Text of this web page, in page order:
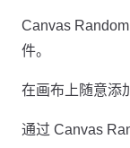
Canvas
件。
在画布上随意添
通过 Canvas